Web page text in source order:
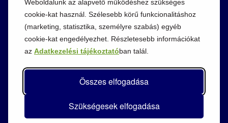
Weboldalunk az alapvető működéshez szükséges
cookie-kat használ. Szélesebb körű funkcionalitáshoz
(marketing, statisztika, személyre szabás) egyéb
cookie-kat engedélyezhet. Részletesebb információkat
az Adatkezelési tájékoztatóban talál.
Összes elfogadása
Szükségesek elfogadása
Fizetési módok
Adatvédelem
Cookie szabályzat